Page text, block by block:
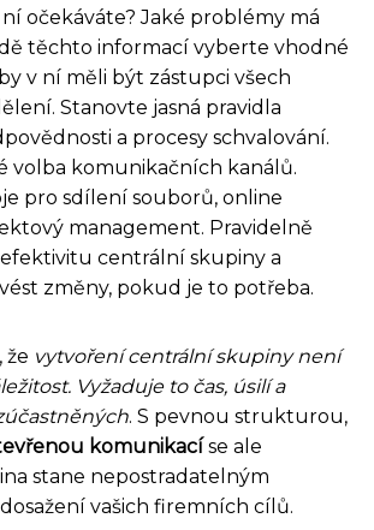
očekáváte? Jaké problémy má
těchto informací vyberte vhodné
v ní měli být zástupci všech
Stanovte jasná pravidla
a procesy schvalování.
volba komunikačních kanálů.
pro sdílení souborů, online
management. Pravidelně
centrální skupiny a
změny, pokud je to potřeba.
že vytvoření centrální skupiny není
Vyžaduje to čas, úsilí a
. S pevnou strukturou,
komunikacíse ale
stane nepostradatelným
vašich firemních cílů.